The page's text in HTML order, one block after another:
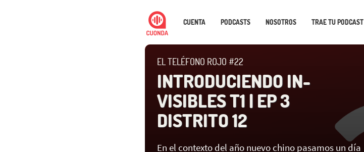
CUENTA PODCASTS NOSOTROS TRAE TU PODCAST
EL TELÉFONO ROJO #22
INTRODUCIENDO IN-
VISIBLES T1 | EP 3
DISTRITO 12
En el contexto del año nuevo chino pasamos un día